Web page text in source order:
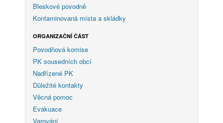
Bleskové povodně
Kontaminovaná místa a skládky
ORGANIZAČNÍ ČÁST
Povodňová komise
PK sousedních obcí
Nadřízené PK
Důležité kontakty
Věcná pomoc
Evakuace
Varování